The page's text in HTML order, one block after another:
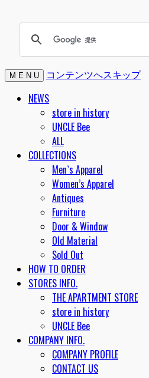
M E N U
コンテンツへスキップ
NEWS
store in history
UNCLE Bee
ALL
COLLECTIONS
Men`s Apparel
Women’s Apparel
Antiques
Furniture
Door & Window
Old Material
Sold Out
HOW TO ORDER
STORES INFO.
THE APARTMENT STORE
store in history
UNCLE Bee
COMPANY INFO.
COMPANY PROFILE
CONTACT US